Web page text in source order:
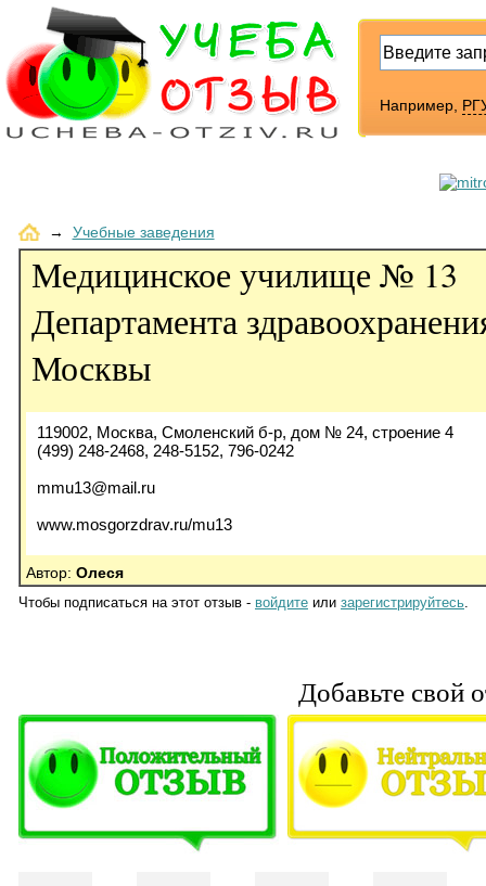
Например,
→ Учебные заведения
Медицинское училище № 13
Департамента
Москвы
119002, Москва, Смоленский б-р, дом № 24, строение 4
(499) 248-2468, 248-5152, 796-0242
mmu13@mail.ru
www.mosgorzdrav.ru/mu13
Автор: Олеся
Чтобы подписаться на этот отзыв - войдите или зарегистрируйтесь.
Добавьте свой